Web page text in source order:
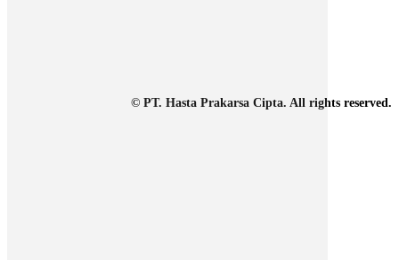
© PT. Hasta Prakarsa Cipta. All rights reserved.